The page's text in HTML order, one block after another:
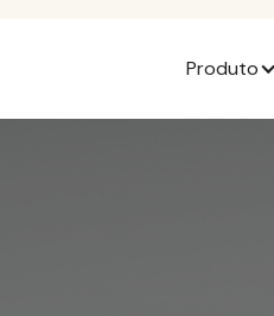
Produto